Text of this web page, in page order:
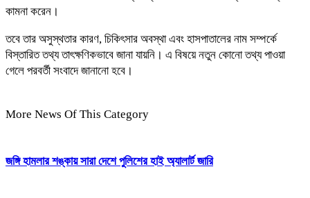
কামনা করেন।
তবে তার অসুস্থতার কারণ, চিকিৎসার অবস্থা এবং হাসপাতালের নাম সম্পর্কে
বিস্তারিত তথ্য তাৎক্ষণিকভাবে জানা যায়নি। এ বিষয়ে নতুন কোনো তথ্য পাওয়া
গেলে পরবর্তী সংবাদে জানানো হবে।
More News Of This Category
জঙ্গি হামলার শঙ্কায় সারা দেশে পুলিশের হাই অ্যালার্ট জারি